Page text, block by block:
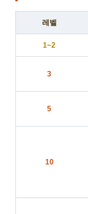
레벨
1~2
3
5
10